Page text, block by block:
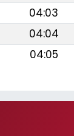
04:03
04:04
04:05